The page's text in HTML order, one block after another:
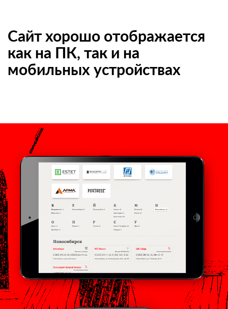
Сайт хорошо отображается
как на ПК, так и на
мобильных устройствах